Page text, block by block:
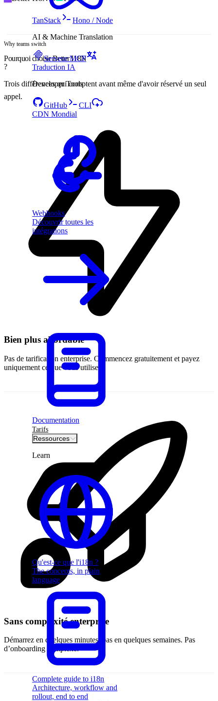
TanStack
Hono / Node
AI & Machine Translation
Serveur MCP
Traduction IA
Developer Tools
GitHub
CLI
CDN Mondial
Webhooks
Découvrir toutes les
intégrations
Documentation
Tarifs
Ressources
Learn
Qu'est-ce que l'i18n ?
The concepts, in plain
language
Complete guide to i18n
Architecture, workflow and
rollout, end to end
Why teams switch
Pourquoi choisir Better I18N
?
Trois différences qui comptent avant même d'avoir réservé un seul
appel.
Bien plus abordable
Pas de tarification enterprise. Commencez gratuitement et payez
uniquement ce que vous utilisez.
Sans complexité enterprise
Démarrez en quelques minutes, pas en quelques semaines. Pas
d’onboarding complexe.